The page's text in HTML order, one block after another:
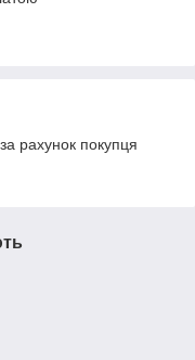
рахунок покупця